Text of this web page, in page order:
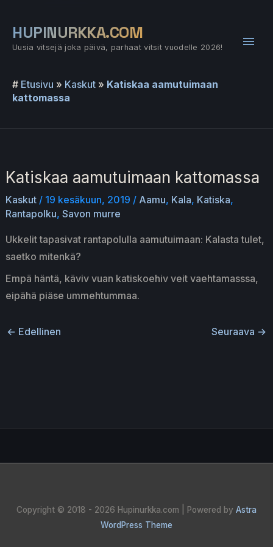
sisältöön
HUPINURKKA.COM
Uusia vitsejä joka päivä, parhaat vitsit vuodelle 2026!
# Etusivu » Kaskut » Katiskaa aamutuimaan
kattomassa
Katiskaa aamutuimaan kattomassa
Kaskut/ 19 kesäkuun, 2019 / Aamu, Kala, Katiska,
Rantapolku, Savon murre
Ukkelit tapasivat rantapolulla aamutuimaan: Kalasta tulet,
saetko mitenkä?
Empä häntä, käviv vuan katiskoehiv veit vaehtamasssa,
eipähä piäse ummehtummaa.
← Edellinen Seuraava →
Copyright © 2018 - 2026 Hupinurkka.com | Powered by Astra
WordPress Theme